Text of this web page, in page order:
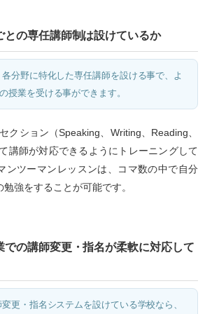
との専任講師制は設けているか
分野に特化した専任講師を設ける事で、よ
授業を受ける事ができます。
クション（Speaking、Writing、Reading、
講師が対応できるようにトレーニングして
ンツーマンレッスンは、コマ数の中で自分
強をすることが可能です。
での講師変更・指名が柔軟に対応して
更・指名システムを設けている学校なら、